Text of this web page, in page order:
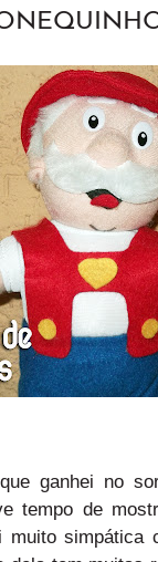
ganhei no
tempo de
simpática